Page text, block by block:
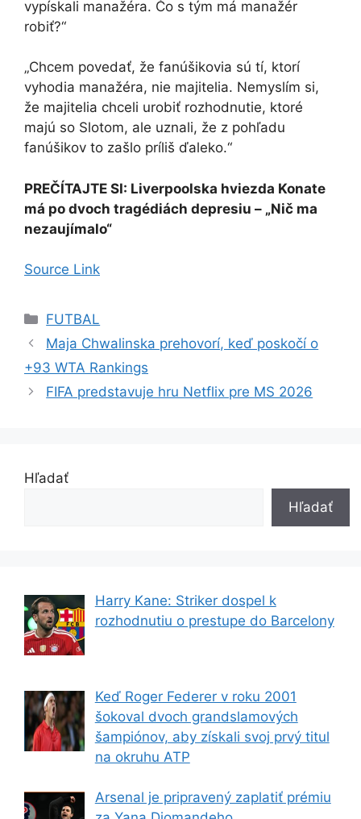
vypískali manažéra. Čo s tým má manažér
robiť?“
„Chcem povedať, že fanúšikovia sú tí, ktorí
vyhodia manažéra, nie majitelia. Nemyslím si,
že majitelia chceli urobiť rozhodnutie, ktoré
majú so Slotom, ale uznali, že z pohľadu
fanúšikov to zašlo príliš ďaleko.“
PREČÍTAJTE SI: Liverpoolska hviezda Konate
má po dvoch tragédiách depresiu – „Nič ma
nezaujímalo“
Source Link
Kategórie
FUTBAL
Maja Chwalinska prehovorí, keď poskočí o
+93 WTA Rankings
FIFA predstavuje hru Netflix pre MS 2026
Hľadať
Hľadať
Harry Kane: Striker dospel k
rozhodnutiu o prestupe do Barcelony
Keď Roger Federer v roku 2001
šokoval dvoch grandslamových
šampiónov, aby získali svoj prvý titul
na okruhu ATP
Arsenal je pripravený zaplatiť prémiu